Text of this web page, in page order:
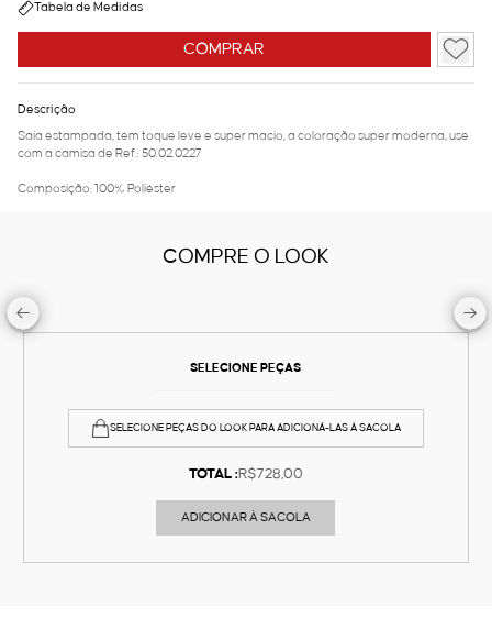
COMPRAR
Tabela de Medidas
Descrição
Saia estampada, tem toque leve e super macio, a coloração super moderna, use
com a camisa de Ref.: 50.02.0227
Composição: 100% Poliéster
COMPRE O LOOK
SELECIONE PEÇAS
SELECIONE PEÇAS DO LOOK PARA ADICIONÁ-LAS À SACOLA
TOTAL :R$728,00
ADICIONAR À SACOLA